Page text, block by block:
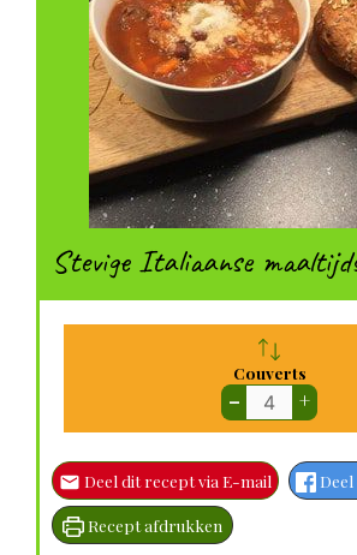
Stevige Italiaanse
Couverts
– +
Deel dit recept via E-mail
Recept afdrukken